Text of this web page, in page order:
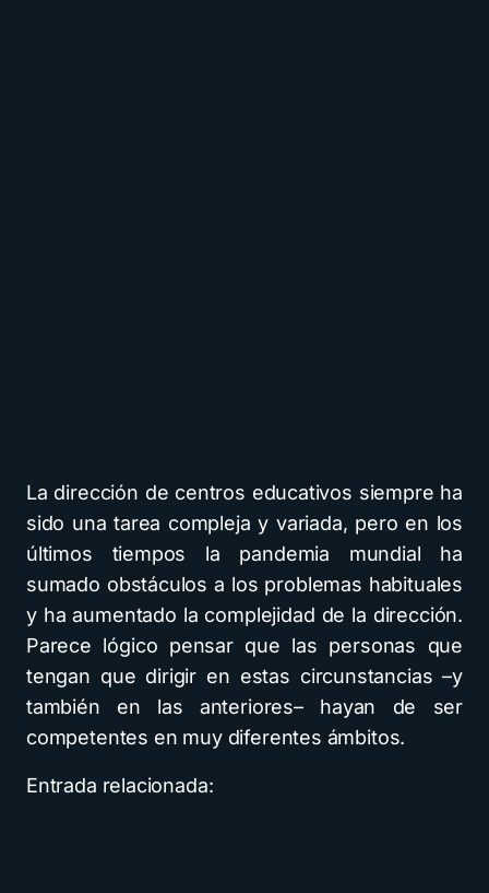
La dirección de centros educativos siempre ha
sido una tarea compleja y variada, pero en los
últimos tiempos la pandemia mundial ha
sumado obstáculos a los problemas habituales
y ha aumentado la complejidad de la dirección.
Parece lógico pensar que las personas que
tengan que dirigir en estas circunstancias –y
también en las anteriores– hayan de ser
competentes en muy diferentes ámbitos.
Entrada relacionada: